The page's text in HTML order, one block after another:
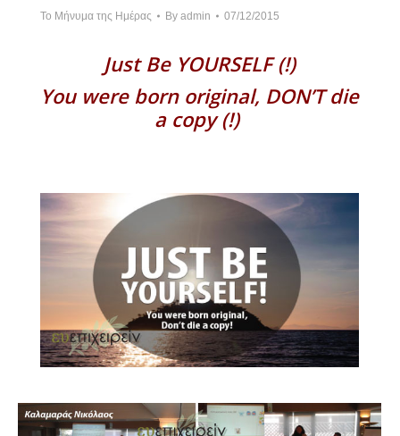
Το Μήνυμα της Ημέρας By admin 07/12/2015
Just Be YOURSELF (!)
You were born original, DON’T die
a copy (!)